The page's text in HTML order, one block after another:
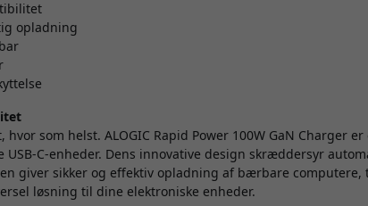
opladning
hvor som helst. ALOGIC Rapid Power 100W GaN Charger
C-enheder. Dens innovative design skræddersyr
giver sikker og effektiv opladning af bærbare computere,
løsning til dine elektroniske enheder.